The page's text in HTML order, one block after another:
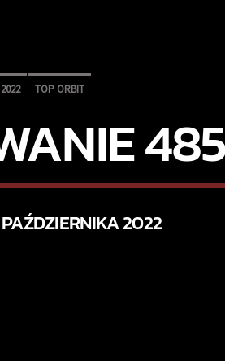
2022 TOP ORBIT
2022